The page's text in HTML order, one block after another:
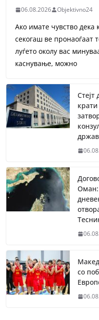
06.08.2026 Objektivno24
Ако имате чувство дека
секогаш ве пронаоѓаат
луѓето околу вас
каснување, можно
Стејт
Оман:
со